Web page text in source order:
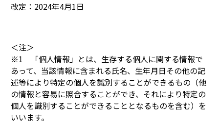
改定：2024年4月1日
＜注＞
※1 「個人情報」とは、生存する個人に関する情報で
あって、当該情報に含まれる氏名、生年月日その他の記
述等により特定の個人を識別することができるもの（他
の情報と容易に照合することができ、それにより特定の
個人を識別することができることとなるものを含む）を
いいます。